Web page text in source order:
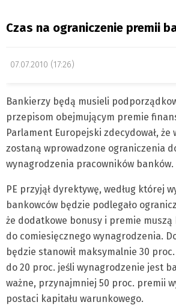
Czas na ograniczenie premii
07.07.2010 (17:26)
Bankierzy będą musieli
przepisom obejmującym premie
Parlament Europejski zdecydował, że
zostaną wprowadzone ograniczenia
wynagrodzenia pracowników banków.
PE przyjął dyrektywę, według której
bankowców będzie podlegało
że dodatkowe bonusy i premie
do comiesięcznego wynagrodzenia.
będzie stanowił maksymalnie 30
do 20 proc. jeśli wynagrodzenie jest
ważne, przynajmniej 50 proc. premii
postaci kapitału warunkowego.